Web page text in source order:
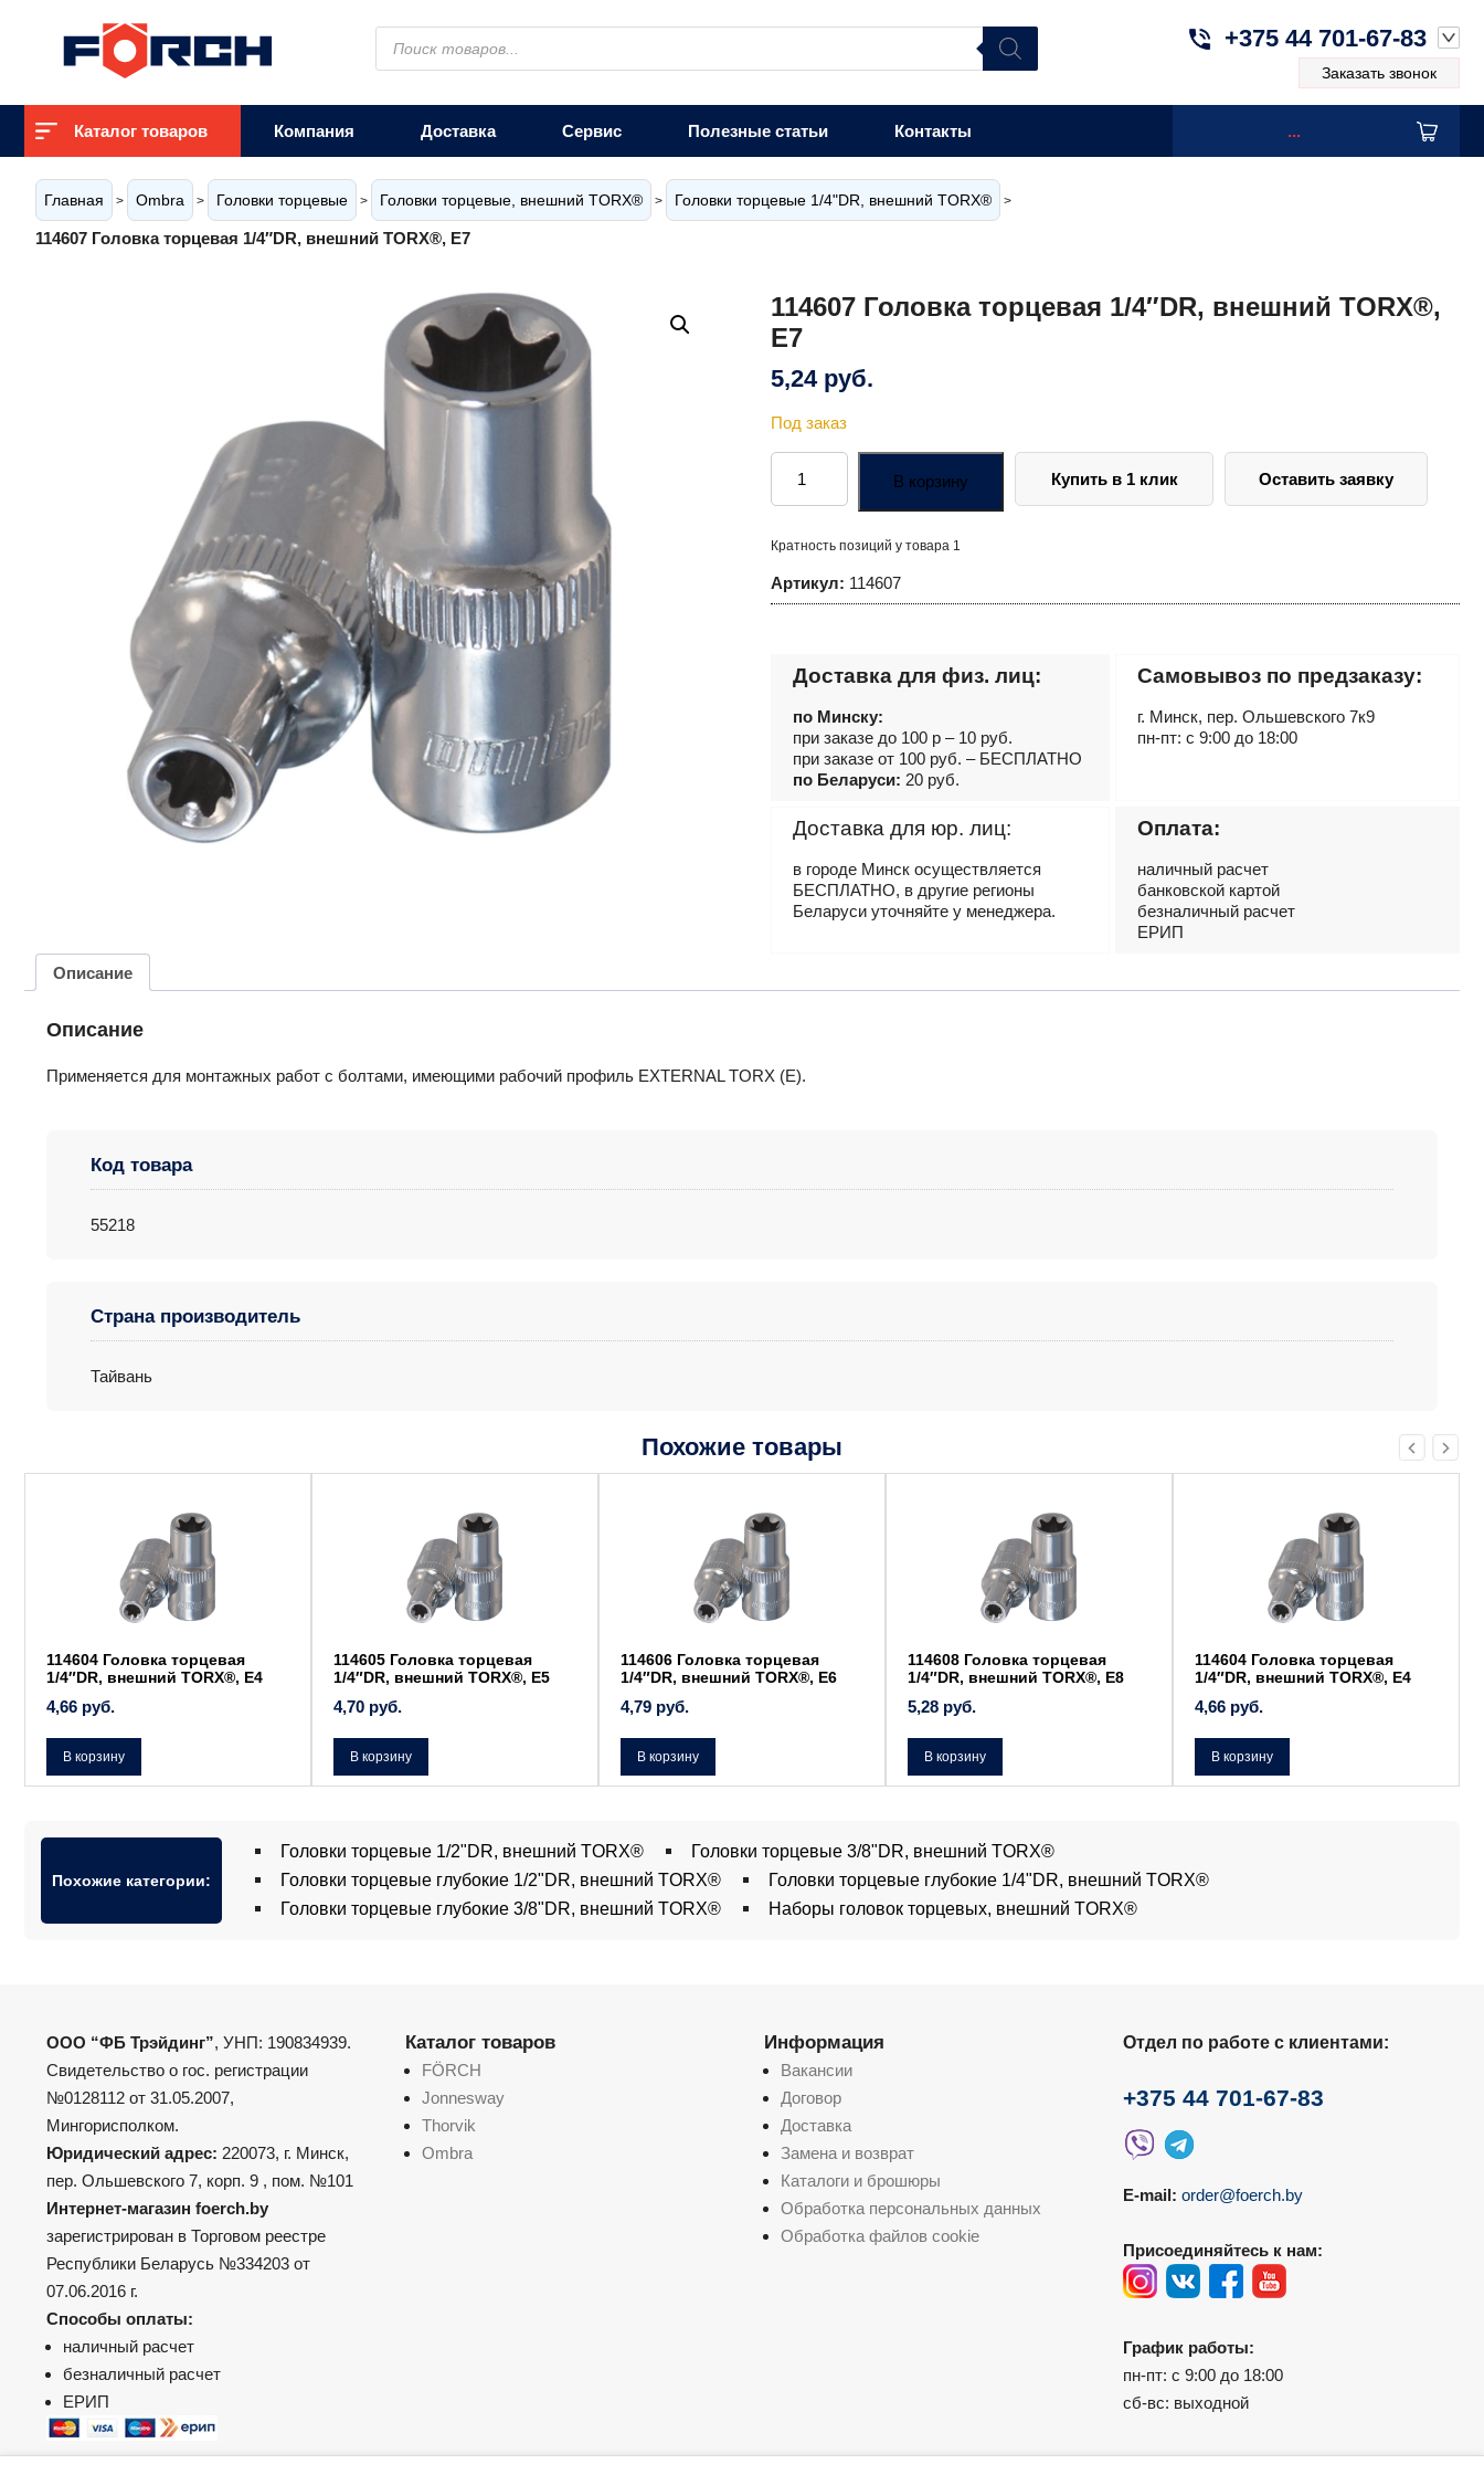
Поиск
товаров
+375 44 701-67-83
Заказать звонок
Каталог товаров Компания Доставка Сервис Полезные статьи Контакты ...
Главная > Ombra > Головки торцевые > Головки торцевые, внешний TORX® > Головки торцевые 1/4"DR, внешний TORX® >
114607 Головка торцевая 1/4″DR, внешний TORX®, Е7
114607 Головка торцевая 1/4″DR, внешний TORX®,
Е7
5,24 руб.
Под заказ
Количество
товара
114607
Головка
внешний
Е7
В корзину Оставить заявку
Купить в 1 клик
Кратность позиций у товара 1
Артикул: 114607
Доставка для физ. лиц:
по Минску:
при заказе до 100 р – 10 руб.
при заказе от 100 руб. – БЕСПЛАТНО
по Беларуси: 20 руб.
Самовывоз по предзаказу:
г. Минск, пер. Ольшевского 7к9
пн-пт: с 9:00 до 18:00
Доставка для юр. лиц:
в городе Минск осуществляется
БЕСПЛАТНО, в другие регионы
Беларуси уточняйте у менеджера.
Оплата:
наличный расчет
банковской картой
безналичный расчет
ЕРИП
Описание
Описание
Применяется для монтажных работ с болтами, имеющими рабочий профиль EXTERNAL TORX (Е).
Код товара
55218
Страна производитель
Тайвань
Похожие товары
114604 Головка торцевая
1/4″DR, внешний TORX®, Е4
4,66 руб.
В корзину
114605 Головка торцевая
1/4″DR, внешний TORX®, Е5
4,70 руб.
В корзину
114606 Головка торцевая
1/4″DR, внешний TORX®, Е6
4,79 руб.
В корзину
114608 Головка торцевая
1/4″DR, внешний TORX®, Е8
5,28 руб.
В корзину
114604 Головка торцевая
1/4″DR, внешний TORX®, Е4
4,66 руб.
В корзину
Похожие категории:
Головки торцевые 1/2"DR, внешний TORX®
Головки торцевые 3/8"DR, внешний TORX®
Головки торцевые глубокие 1/2"DR, внешний TORX®
Головки торцевые глубокие 1/4"DR, внешний TORX®
Головки торцевые глубокие 3/8"DR, внешний TORX®
Наборы головок торцевых, внешний TORX®
ООО “ФБ Трэйдинг”, УНП: 190834939.
Свидетельство о гос. регистрации
№0128112 от 31.05.2007,
Мингорисполком.
Юридический адрес: 220073, г. Минск,
пер. Ольшевского 7, корп. 9 , пом. №101
Интернет-магазин foerch.by
зарегистрирован в Торговом реестре
Республики Беларусь №334203 от
07.06.2016 г.
Способы оплаты:
наличный расчет
безналичный расчет
ЕРИП
Каталог товаров
FÖRCH
Jonnesway
Thorvik
Ombra
Информация
Вакансии
Договор
Доставка
Замена и возврат
Каталоги и брошюры
Обработка персональных данных
Обработка файлов cookie
Отдел по работе с клиентами:
+375 44 701-67-83
E-mail: order@foerch.by
Присоединяйтесь к нам:
График работы:
пн-пт: с 9:00 до 18:00
сб-вс: выходной